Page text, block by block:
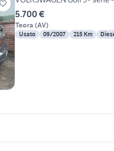
5.700 €
Teora (AV)
Usato 09/2007 215 Km